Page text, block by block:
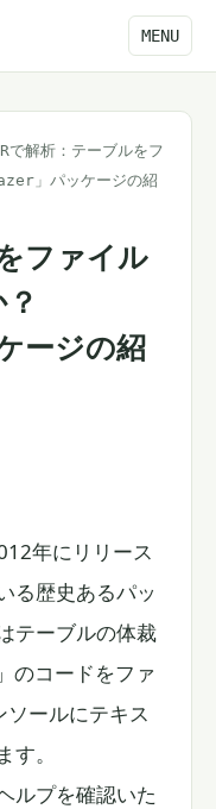
MENU
Rで解析：テーブルをフ
」パッケージの紹
ファイル
ージの紹
年にリリース
る歴史あるパッ
テーブルの体裁
のコードをファ
ールにテキス
。
ルプを確認いた